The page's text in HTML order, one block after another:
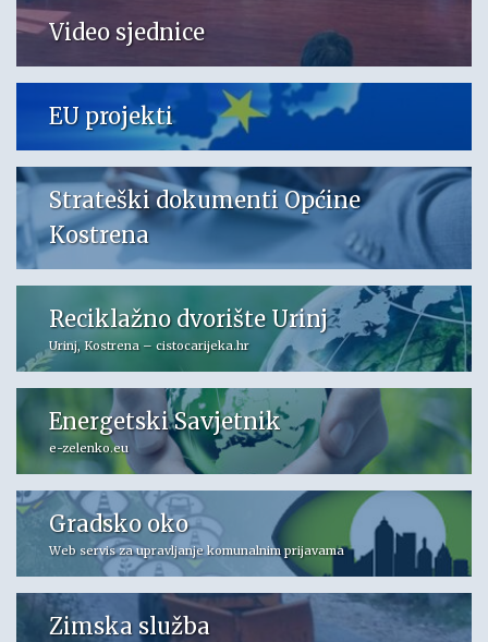
Video sjednice
EU projekti
Strateški dokumenti Općine
Kostrena
Reciklažno dvorište Urinj
Urinj, Kostrena – cistocarijeka.hr
Energetski Savjetnik
e-zelenko.eu
Gradsko oko
Web servis za upravljanje komunalnim prijavama
Zimska služba